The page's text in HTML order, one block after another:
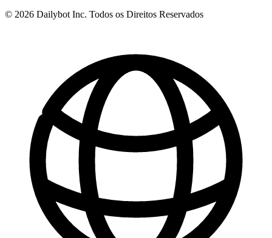
© 2026 Dailybot Inc. Todos os Direitos Reservados